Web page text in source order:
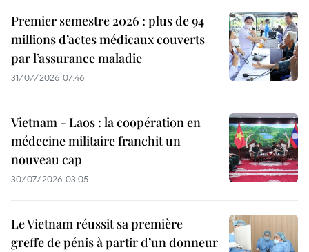
Premier semestre 2026 : plus de 94
millions d’actes médicaux couverts
par l’assurance maladie
31/07/2026 07:46
Vietnam - Laos : la coopération en
médecine militaire franchit un
nouveau cap
30/07/2026 03:05
Le Vietnam réussit sa première
greffe de pénis à partir d’un donneur